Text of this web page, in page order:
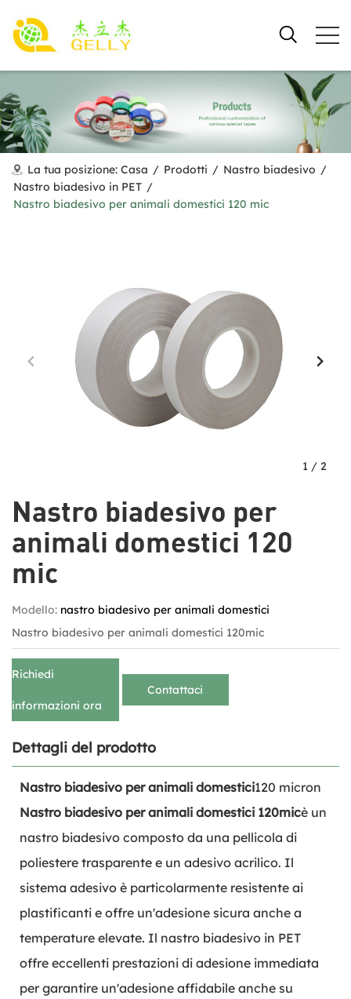
La tua posizione: Casa / Prodotti / Nastro biadesivo /
Nastro biadesivo in PET /
Nastro biadesivo per animali domestici 120 mic
Nastro biadesivo per
animali domestici 120
mic
Modello: nastro biadesivo per animali domestici
Nastro biadesivo per animali domestici 120mic
Richiedi
informazioni ora
Contattaci
1 / 2
Dettagli del prodotto
Nastro biadesivo per animali domestici120 micron
Nastro biadesivo per animali domestici 120micè un
nastro biadesivo composto da una pellicola di
poliestere trasparente e un adesivo acrilico. Il
sistema adesivo è particolarmente resistente ai
plastificanti e offre un'adesione sicura anche a
temperature elevate. Il nastro biadesivo in PET
offre eccellenti prestazioni di adesione immediata
per garantire un'adesione affidabile anche su